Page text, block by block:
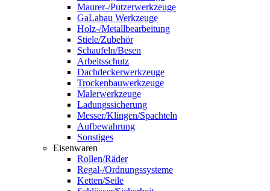
Maurer-/Putzerwerkzeuge
GaLabau Werkzeuge
Holz-/Metallbearbeitung
Stiele/Zubehör
Schaufeln/Besen
Arbeitsschutz
Dachdeckerwerkzeuge
Trockenbauwerkzeuge
Malerwerkzeuge
Ladungssicherung
Messer/Klingen/Spachteln
Aufbewahrung
Sonstiges
Eisenwaren
Rollen/Räder
Regal-/Ordnungssysteme
Ketten/Seile